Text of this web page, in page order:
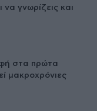
γνωρίζεις και
στα πρώτα
μακροχρόνιες